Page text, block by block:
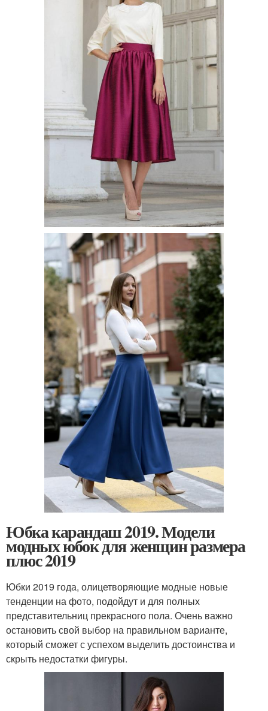
Юбка карандаш 2019. Модели
модных юбок для женщин размера
плюс 2019
Юбки 2019 года, олицетворяющие модные новые
тенденции на фото, подойдут и для полных
представительниц прекрасного пола. Очень важно
остановить свой выбор на правильном варианте,
который сможет с успехом выделить достоинства и
скрыть недостатки фигуры.